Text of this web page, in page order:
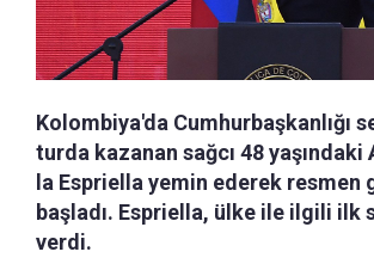
Kolombiya'da Cumhurbaşkanlığı
turda kazanan sağcı 48
la Espriella yemin ederek resmen
başladı. Espriella, ülke ile ilgili ilk
verdi.